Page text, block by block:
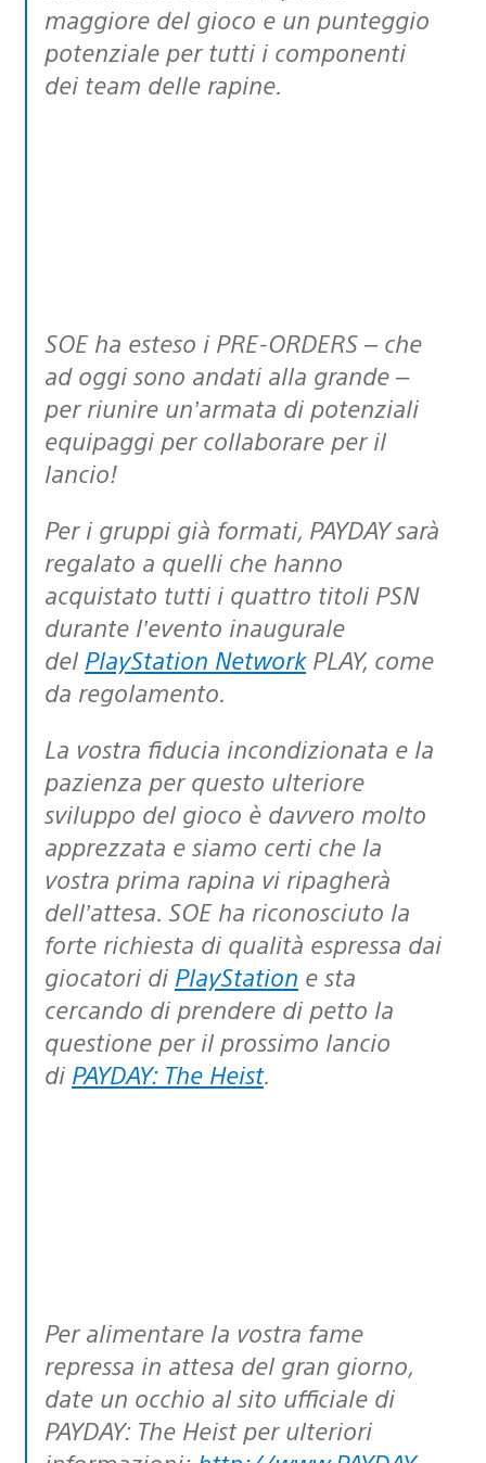
maggiore del gioco e un punteggio
potenziale per tutti i componenti
dei team delle rapine.
SOE ha esteso i PRE-ORDERS – che
ad oggi sono andati alla grande –
per riunire un’armata di potenziali
equipaggi per collaborare per il
lancio!
Per i gruppi già formati, PAYDAY sarà
regalato a quelli che hanno
acquistato tutti i quattro titoli PSN
durante l’evento inaugurale
del PlayStation NetworkPLAY, come
da regolamento.
La vostra fiducia incondizionata e la
pazienza per questo ulteriore
sviluppo del gioco è davvero molto
apprezzata e siamo certi che la
vostra prima rapina vi ripagherà
dell’attesa. SOE ha riconosciuto la
forte richiesta di qualità espressa dai
giocatori di PlayStation e sta
cercando di prendere di petto la
questione per il prossimo lancio
di PAYDAY: The Heist.
Per alimentare la vostra fame
repressa in attesa del gran giorno,
date un occhio al sito ufficiale di
PAYDAY: The Heist per ulteriori